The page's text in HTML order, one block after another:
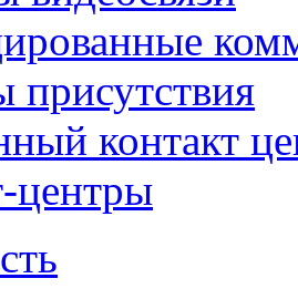
присутствия
контакт
центры